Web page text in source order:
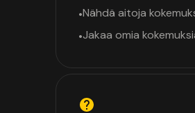
•Nähdä aitoja
•Jakaa omia